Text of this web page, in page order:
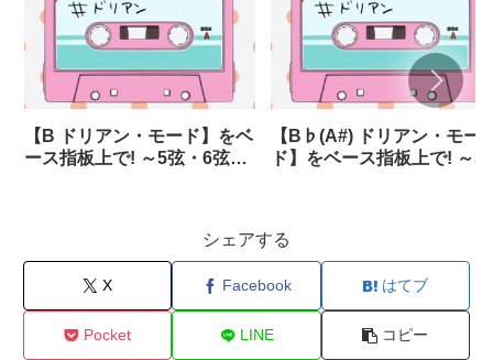
【B ドリアン・モード】をベ
ース指板上で! ～5弦・6弦あ
【B♭(A#) ドリアン・モー
ド】をベース指板上で! ～5
シェアする
X Facebook はてブ
Pocket LINE コピー